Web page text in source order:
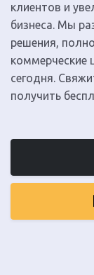
клиентов и
бизнеса. Мы
решения,
коммерческие
сегодня.
получить